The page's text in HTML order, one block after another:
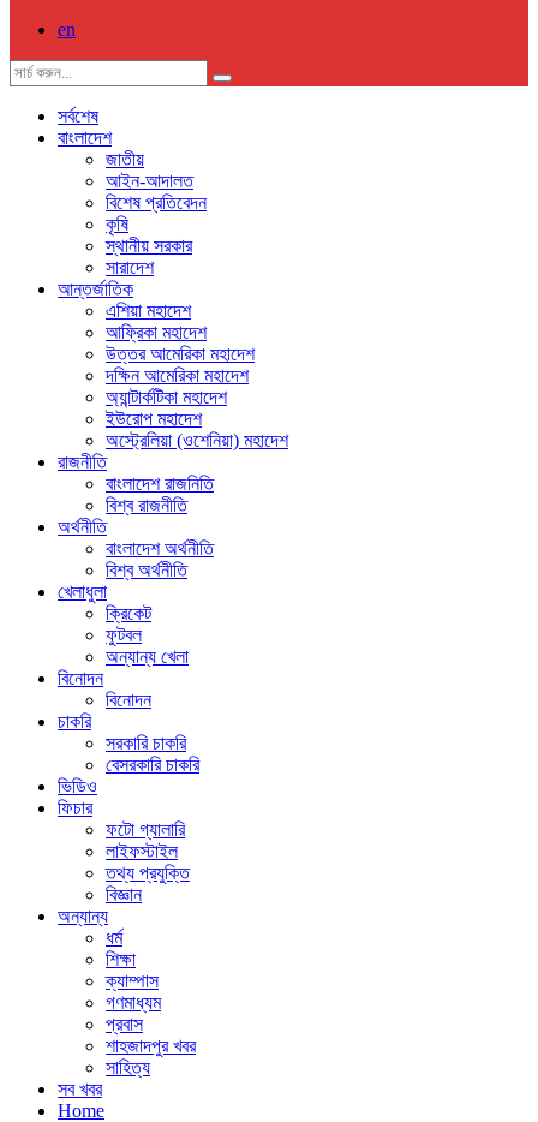
en
সর্বশেষ
বাংলাদেশ
জাতীয়
আইন-আদালত
বিশেষ প্রতিবেদন
কৃষি
স্থানীয় সরকার
সারাদেশ
আন্তর্জাতিক
এশিয়া মহাদেশ
আফ্রিকা মহাদেশ
উত্তর আমেরিকা মহাদেশ
দক্ষিন আমেরিকা মহাদেশ
অ্যান্টার্কটিকা মহাদেশ
ইউরোপ মহাদেশ
অস্ট্রেলিয়া (ওশেনিয়া) মহাদেশ
রাজনীতি
বাংলাদেশ রাজনিতি
বিশ্ব রাজনীতি
অর্থনীতি
বাংলাদেশ অর্থনীতি
বিশ্ব অর্থনীতি
খেলাধুলা
ক্রিকেট
ফুটবল
অন্যান্য খেলা
বিনোদন
বিনোদন
চাকরি
সরকারি চাকরি
বেসরকারি চাকরি
ভিডিও
ফিচার
ফটো গ্যালারি
লাইফস্টাইল
তথ্য প্রযুক্তি
বিজ্ঞান
অন্যান্য
ধর্ম
শিক্ষা
ক্যাম্পাস
গণমাধ্যম
প্রবাস
শাহজাদপুর খবর
সাহিত্য
সব খবর
Home